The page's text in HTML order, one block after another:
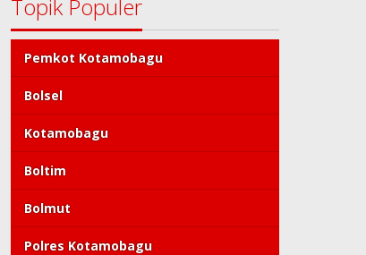
Topik Populer
Pemkot Kotamobagu
Bolsel
Kotamobagu
Boltim
Bolmut
Polres Kotamobagu